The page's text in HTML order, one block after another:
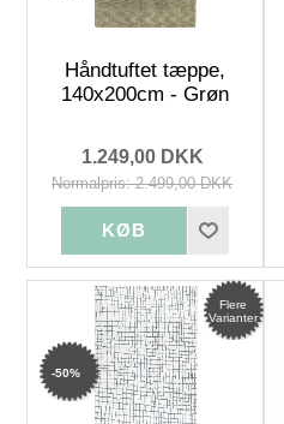
Håndtuftet tæppe,
140x200cm - Grøn
1.249,00 DKK
Normalpris: 2.499,00 DKK
-50%
Flere
Varianter